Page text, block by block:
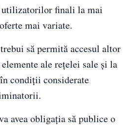
finali la mai
mai variate.
să permită accesul altor
ale rețelei sale și la
condiții considerate
avea obligația să publice o